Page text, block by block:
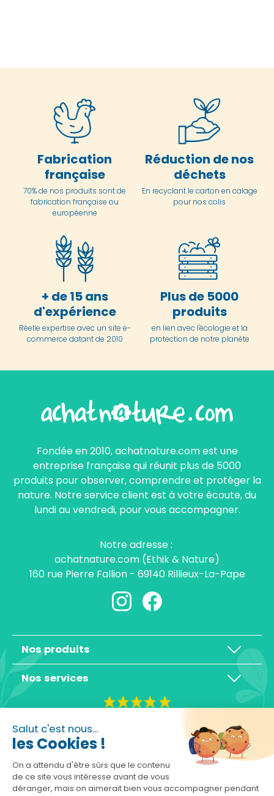
Salut c'est nous...
les Cookies !
On a attendu d'être sûrs que le contenu
de ce site vous intéresse avant de vous
déranger, mais on aimerait bien vous accompagner pendant
Fabrication
française
70% de nos produits sont de
fabrication française ou
européenne
Réduction de nos
déchets
En recyclant le carton en calage
pour nos colis
+ de 15 ans
d'expérience
Réelle expertise avec un site e-
commerce datant de 2010
Plus de 5000
produits
en lien avec l'écologie et la
protection de notre planète
Fondée en 2010, achatnature.com est une
entreprise française qui réunit plus de 5000
produits pour observer, comprendre et protéger la
nature. Notre service client est à votre écoute, du
lundi au vendredi, pour vous accompagner.
Notre adresse :
achatnature.com (Ethik & Nature)
160 rue Pierre Fallion - 69140 Rillieux-La-Pape
Nos produits
Nos services